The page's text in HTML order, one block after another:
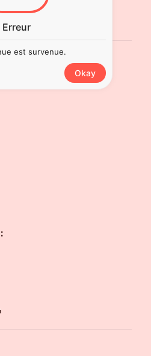
sucrées
Erreur
est survenue.
Okay